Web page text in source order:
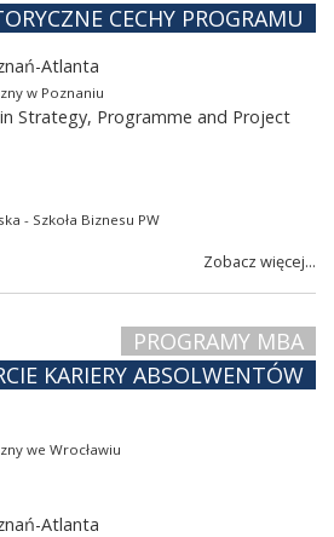
CECHY PROGRAMU
Atlanta
w Poznaniu
Strategy, Programme and Project
- Szkoła Biznesu PW
Zobacz więcej...
PROGRAMY MBA
KARIERY ABSOLWENTÓW
we Wrocławiu
Atlanta